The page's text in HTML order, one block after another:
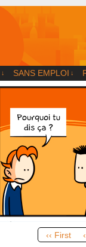
↓ SANS EMPLOI ↓
‹‹ First